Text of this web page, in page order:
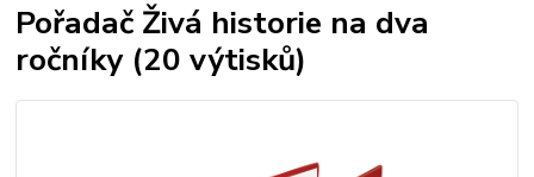
Pořadač Živá historie na dva
ročníky (20 výtisků)